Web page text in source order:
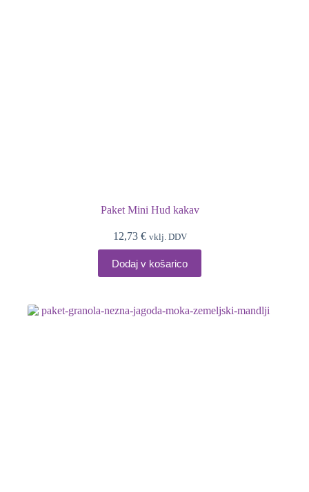
Paket Mini Hud kakav
12,73 € vklj. DDV
Dodaj v košarico